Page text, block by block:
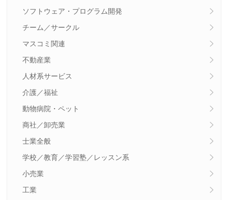
ソフトウェア・プログラム開発
チーム／サークル
マスコミ関連
不動産業
人材系サービス
介護／福祉
動物病院・ペット
商社／卸売業
士業全般
学校／教育／学習塾／レッスン系
小売業
工業